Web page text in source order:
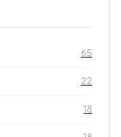
65
22
18